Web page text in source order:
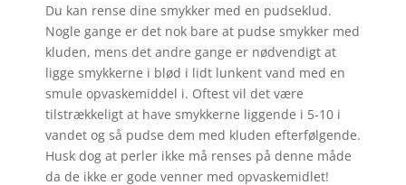
Du kan rense dine smykker med en pudseklud.
Nogle gange er det nok bare at pudse smykker med
kluden, mens det andre gange er nødvendigt at
ligge smykkerne i blød i lidt lunkent vand med en
smule opvaskemiddel i. Oftest vil det være
tilstrækkeligt at have smykkerne liggende i 5-10 i
vandet og så pudse dem med kluden efterfølgende.
Husk dog at perler ikke må renses på denne måde
da de ikke er gode venner med opvaskemidlet!